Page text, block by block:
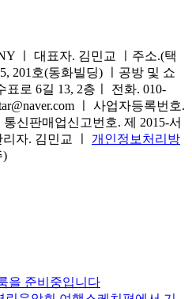
ㅣ 대표자. 김민교 ㅣ주소.(택
201호(동화빌딩) ㅣ공방 및 쇼
로 6길 13, 2층ㅣ 전화. 010-
ㅣ 사업자등록번호.
통신판매업신고번호. 제 2015-서
자. 김민교 ㅣ 개인정보처리방
)
을 준비중입니다